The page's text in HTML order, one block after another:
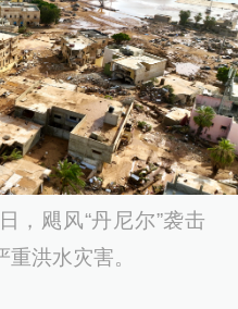
，飓风“丹尼尔”袭击
洪水灾害。